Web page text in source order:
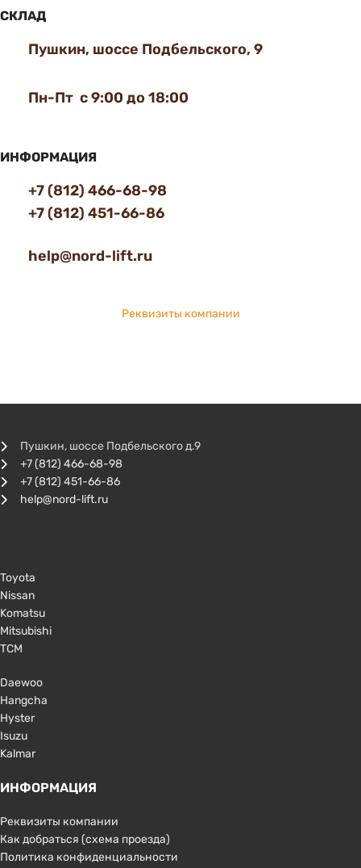
СКЛАД
Пушкин, шоссе Подбельского, 9
Пн-Пт с 9:00 до 18:00
ИНФОРМАЦИЯ
+7 (812) 466-68-98
+7 (812) 451-66-86
help@nord-lift.ru
Реквизиты компании
Пушкин, шоссе Подбельского д.9
+7 (812) 466-68-98
+7 (812) 451-66-86
help@nord-lift.ru
Toyota
Nissan
Komatsu
Mitsubishi
TCM
Daewoo
Hangcha
Hyster
Isuzu
Kalmar
ИНФОРМАЦИЯ
Реквизиты компании
Как добраться (схема проезда)
Политика конфиденциальности